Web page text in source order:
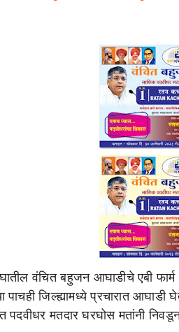
वंचित बहुजन आघाडीचे एबी
पाचही जिल्ह्यामध्ये प्रचारात
पदवीधर मतदार घरघोस मतांनी